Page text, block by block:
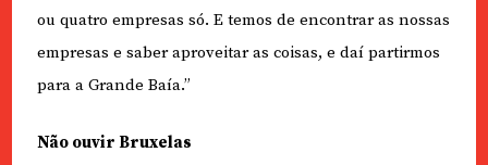
ou quatro empresas só. E temos de encontrar as nossas
empresas e saber aproveitar as coisas, e daí partirmos
para a Grande Baía.”
Não ouvir Bruxelas